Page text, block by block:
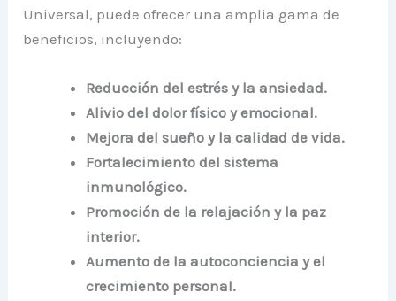
Universal, puede ofrecer una amplia gama de
beneficios, incluyendo:
Reducción del estrés y la ansiedad.
Alivio del dolor físico y emocional.
Mejora del sueño y la calidad de vida.
Fortalecimiento del sistema
inmunológico.
Promoción de la relajación y la paz
interior.
Aumento de la autoconciencia y el
crecimiento personal.